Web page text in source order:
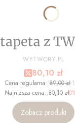
z
- NA
PRODUCENT
WYTWORY.PL
Cena
80,10 zł
Cena regularna: 89,00 zł-
Najniższa cena: 80,10 zł
Zobacz produkt